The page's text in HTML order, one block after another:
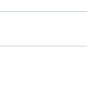
per
senza
di Camomilla